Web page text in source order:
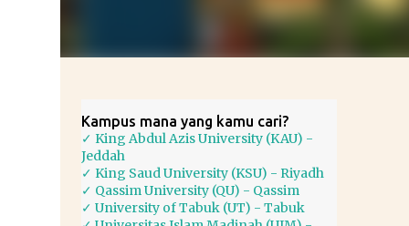
Kampus mana yang kamu cari?
✓ King Abdul Azis University (KAU) -
Jeddah
✓ King Saud University (KSU) - Riyadh
✓ Qassim University (QU) - Qassim
✓ University of Tabuk (UT) - Tabuk